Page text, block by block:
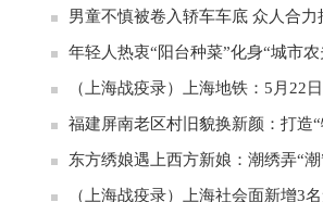
男童不慎被卷入轿车车底 众人合力
年轻人热衷“阳台种菜”化身“城市农
福建屏南老区村旧貌换新颜：打造
东方绣娘遇上西方新娘：潮绣弄“